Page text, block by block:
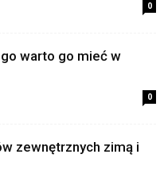
0
warto go mieć w
0
zewnętrznych zimą i